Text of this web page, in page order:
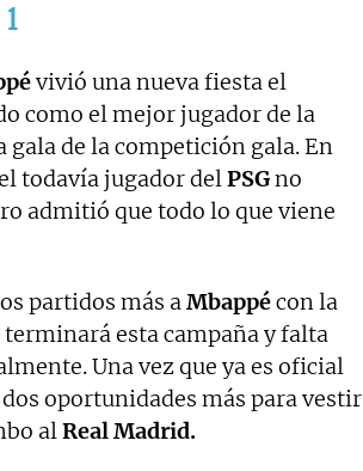
vivió una nueva fiesta el
como el mejor jugador de la
de la competición gala. En
todavía jugador delPSGno
admitió que todo lo que viene
partidos más aMbappécon la
esta campaña y falta
Una vez que ya es oficial
oportunidades más para vestir
alReal Madrid.